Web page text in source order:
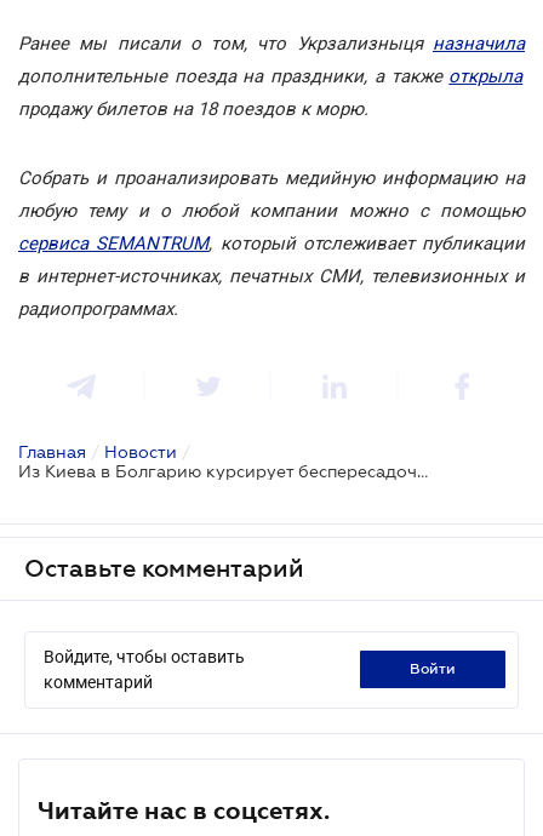
Ранее мы писали о том, что Укрзализныця назначила
дополнительные поезда на праздники, а также открыла
продажу билетов на 18 поездов к морю.
Собрать и проанализировать медийную информацию на
любую тему и о любой компании можно с помощью
сервиса SEMANTRUM, который отслеживает публикации
в интернет-источниках, печатных СМИ, телевизионных и
радиопрограммах.
Главная / Новости /
Из Киева в Болгарию курсирует беспересадочный вагон Укрзализныци
Оставьте комментарий
Войдите, чтобы оставить
комментарий
войти
Читайте нас в соцсетях.